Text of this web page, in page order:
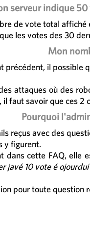
serveur indique
de vote total
les votes des 30
Mon
précédent, il
attaques où des
faut savoir que ces
Pourquoi
reçus avec des
y figurent.
dans cette FAQ, elle
javé 10 vote é
pour toute question